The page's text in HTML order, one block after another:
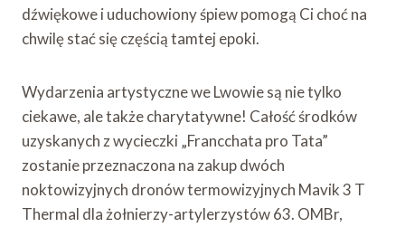
dźwiękowe i uduchowiony śpiew pomogą Ci choć na
chwilę stać się częścią tamtej epoki.
Wydarzenia artystyczne we Lwowie są nie tylko
ciekawe, ale także charytatywne! Całość środków
uzyskanych z wycieczki „Francchata pro Tata”
zostanie przeznaczona na zakup dwóch
noktowizyjnych dronów termowizyjnych Mavik 3 T
Thermal dla żołnierzy-artylerzystów 63. OMBr,